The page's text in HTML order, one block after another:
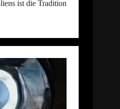
ist die Tradition